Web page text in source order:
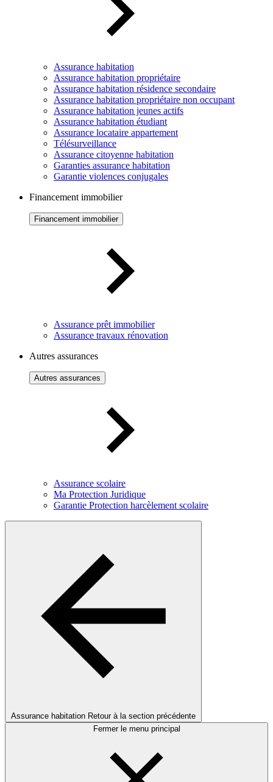
Assurance habitation
Assurance habitation propriétaire
Assurance habitation résidence secondaire
Assurance habitation propriétaire non occupant
Assurance habitation jeunes actifs
Assurance habitation étudiant
Assurance locataire appartement
Télésurveillance
Assurance citoyenne habitation
Garanties assurance habitation
Garantie violences conjugales
Financement immobilier
Financement immobilier
Assurance prêt immobilier
Assurance travaux rénovation
Autres assurances
Autres assurances
Assurance scolaire
Ma Protection Juridique
Garantie Protection harcèlement scolaire
Assurance habitation Retour à la section précédente
Fermer le menu principal